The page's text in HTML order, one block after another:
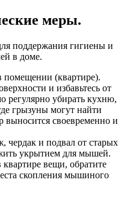
меры.
поддержания гигиены и
в доме.
помещении (квартире).
и избавьтесь от
регулярно убирать кухню,
грызуны могут найти
выносится своевременно и
чердак и подвал от старых
укрытием для мышей.
вещи, обратите
скопления мышиного